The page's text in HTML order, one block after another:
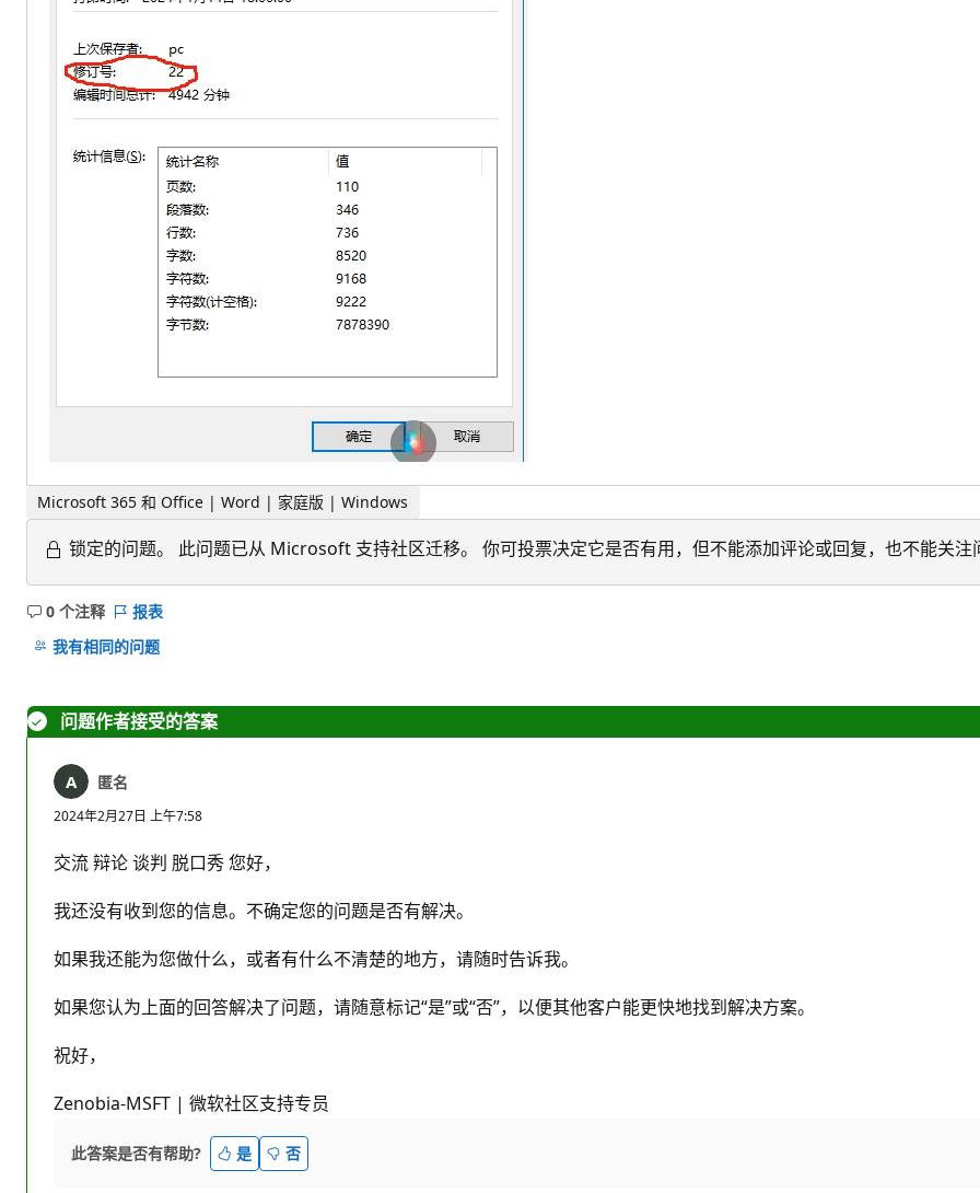
Microsoft 365 和 Office | Word | 家庭版 | Windows
锁定的问题。 此问题已从 Microsoft 支持社区迁移。 你可投票决定它是否有用，但不能添加评论或回复，也不能关注
0 个注释
无
注
报表
我有相同的问题
问题作者接受的答案
匿名
2024年2月27日 上午7:58
交流 辩论 谈判 脱口秀 您好，
我还没有收到您的信息。不确定您的问题是否有解决。
如果我还能为您做什么，或者有什么不清楚的地方，请随时告诉我。
如果您认为上面的回答解决了问题，请随意标记“是”或“否”，以便其他客户能更快地找到解决方案。
祝好，
Zenobia-MSFT | 微软社区支持专员
此答案是否有帮助? 是 否